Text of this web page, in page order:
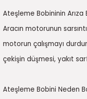
Ateşleme Bobininin Arıza
Aracın motorunun
motorun çalışmayı
çekişin düşmesi, yakıt
Ateşleme Bobini Neden